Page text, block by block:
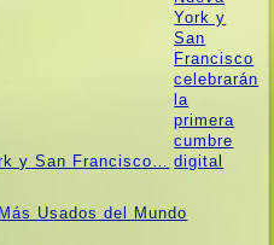
y San Francisco…
Usados ​​del Mundo